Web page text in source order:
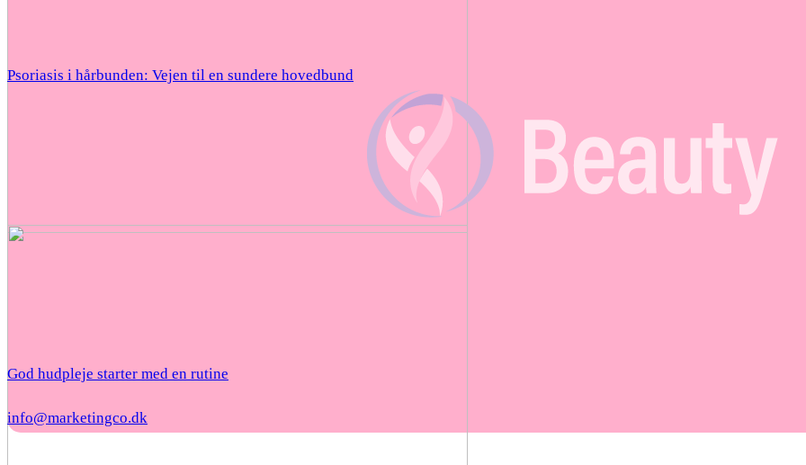
Psoriasis i hårbunden: Vejen til en sundere hovedbund
God hudpleje starter med en rutine
info@marketingco.dk